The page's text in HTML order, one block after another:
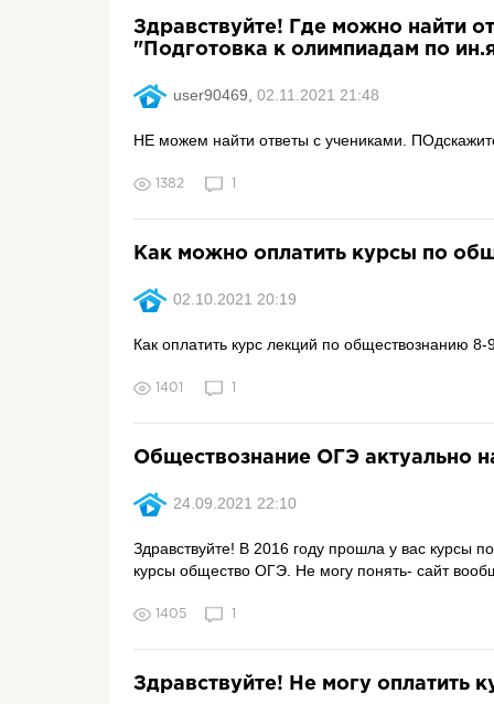
Здравствуйте! Где можно найти
"Подготовка к олимпиадам по
user90469, 02.11.2021 21:48
НЕ можем найти ответы с учениками.
1382 1
Как можно оплатить курсы по
02.10.2021 20:19
Как оплатить курс лекций по обществознанию 8-
1401 1
Обществознание ОГЭ актуально
24.09.2021 22:10
Здравствуйте! В 2016 году прошла у вас курсы
курсы общество ОГЭ. Не могу понять- сайт
1405 1
Здравствуйте! Не могу оплатить